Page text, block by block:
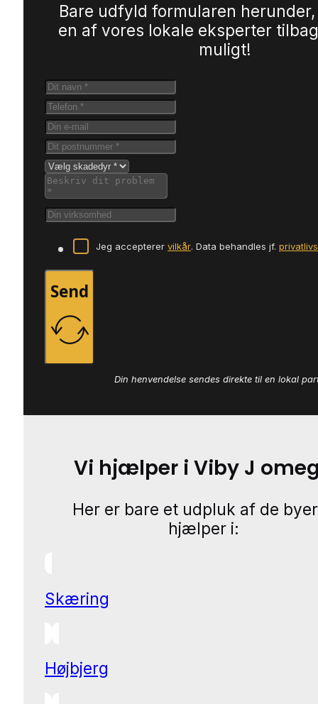
Bare udfyld formularen
en af vores lokale eksperter
muligt!
Jeg accepterer vilkår. Data behandles jf.
Send
Din henvendelse sendes direkte til en lokal
Vi hjælper i Viby J
Her er bare et udpluk af de
hjælper i:
Skæring
Højbjerg